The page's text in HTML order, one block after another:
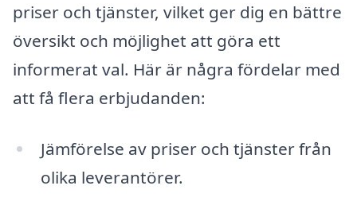
priser och tjänster, vilket ger dig en bättre
översikt och möjlighet att göra ett
informerat val. Här är några fördelar med
att få flera erbjudanden:
Jämförelse av priser och tjänster från
olika leverantörer.